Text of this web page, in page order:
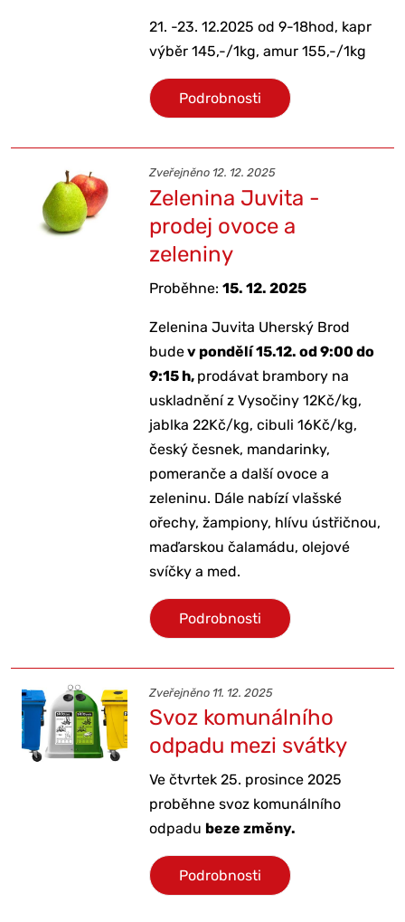
21. -23. 12.2025 od 9-18hod, kapr
výběr 145,-/1kg, amur 155,-/1kg
Podrobnosti
Zveřejněno 12. 12. 2025
Zelenina Juvita -
prodej ovoce a
zeleniny
Proběhne:15. 12. 2025
Zelenina Juvita Uherský Brod
budev pondělí 15.12. od 9:00 do
9:15 h, prodávat brambory na
uskladnění z Vysočiny 12Kč/kg,
jablka 22Kč/kg, cibuli 16Kč/kg,
český česnek, mandarinky,
pomeranče a další ovoce a
zeleninu. Dále nabízí vlašské
ořechy, žampiony, hlívu ústřičnou,
maďarskou čalamádu, olejové
svíčky a med.
Podrobnosti
Zveřejněno 11. 12. 2025
Svoz komunálního
odpadu mezi svátky
Ve čtvrtek 25. prosince 2025
proběhne svoz komunálního
odpadu beze změny.
Podrobnosti